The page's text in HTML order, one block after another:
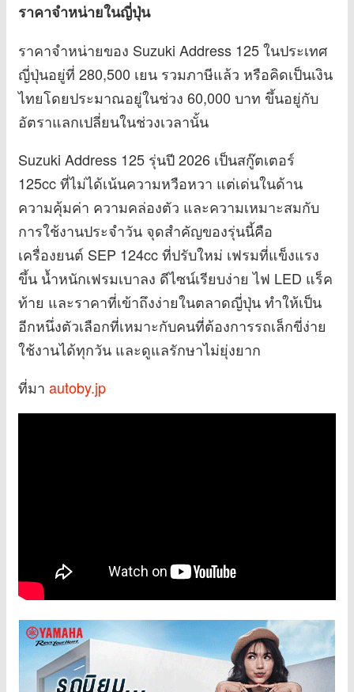
ราคาจำหน่ายในญี่ปุ่น
ราคาจำหน่ายของ Suzuki Address 125 ในประเทศ
ญี่ปุ่นอยู่ที่ 280,500 เยน รวมภาษีแล้ว หรือคิดเป็นเงิน
ไทยโดยประมาณอยู่ในช่วง 60,000 บาท ขึ้นอยู่กับ
อัตราแลกเปลี่ยนในช่วงเวลานั้น
Suzuki Address 125 รุ่นปี 2026 เป็นสกู๊ตเตอร์
125cc ที่ไม่ได้เน้นความหวือหวา แต่เด่นในด้าน
ความคุ้มค่า ความคล่องตัว และความเหมาะสมกับ
การใช้งานประจำวัน จุดสำคัญของรุ่นนี้คือ
เครื่องยนต์ SEP 124cc ที่ปรับใหม่ เฟรมที่แข็งแรง
ขึ้น น้ำหนักเฟรมเบาลง ดีไซน์เรียบง่าย ไฟ LED แร็ค
ท้าย และราคาที่เข้าถึงง่ายในตลาดญี่ปุ่น ทำให้เป็น
อีกหนึ่งตัวเลือกที่เหมาะกับคนที่ต้องการรถเล็กขี่ง่าย
ใช้งานได้ทุกวัน และดูแลรักษาไม่ยุ่งยาก
ที่มา autoby.jp